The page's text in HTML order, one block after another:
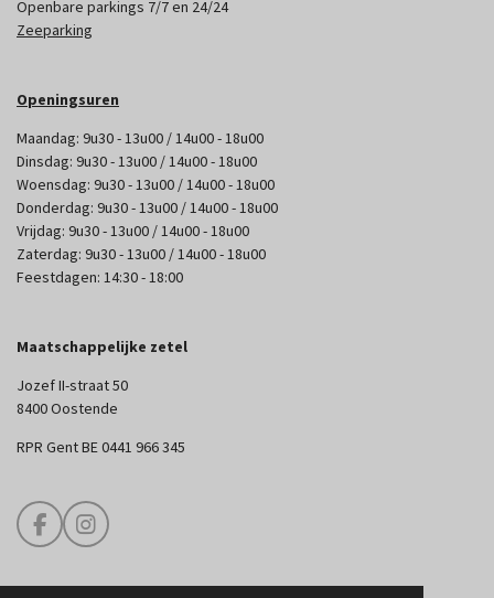
Openbare parkings 7/7 en 24/24
Zeeparking
Openingsuren
Maandag: 9u30 - 13u00 / 14u00 - 18u00
Dinsdag: 9u30 - 13u00 / 14u00 - 18u00
Woensdag: 9u30 - 13u00 / 14u00 - 18u00
Donderdag: 9u30 - 13u00 / 14u00 - 18u00
Vrijdag: 9u30 - 13u00 / 14u00 - 18u00
Zaterdag: 9u30 - 13u00 / 14u00 - 18u00
Feestdagen: 14:30 - 18:00
Maatschappelijke zetel
Jozef II-straat 50
8400 Oostende
RPR Gent BE 0441 966 345
F
a
I
n